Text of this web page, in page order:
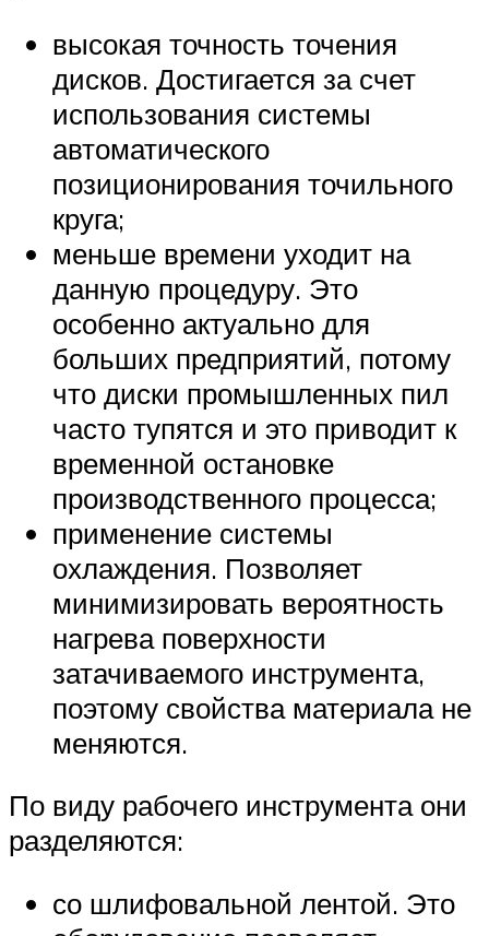
высокая точность точения
дисков. Достигается за счет
использования системы
автоматического
позиционирования точильного
круга;
меньше времени уходит на
данную процедуру. Это
особенно актуально для
больших предприятий, потому
что диски промышленных пил
часто тупятся и это приводит к
временной остановке
производственного процесса;
применение системы
охлаждения. Позволяет
минимизировать вероятность
нагрева поверхности
затачиваемого инструмента,
поэтому свойства материала не
меняются.
По виду рабочего инструмента они
разделяются:
со шлифовальной лентой. Это